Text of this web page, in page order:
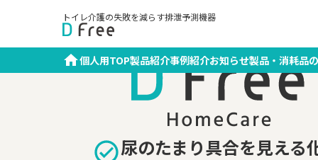
トイレ介護の失敗を減らす排泄予測機器
個人用TOP製品紹介事例紹介お知らせ製品・消耗品
在宅介護のトイレのお困りご
尿のたまり具合を見える